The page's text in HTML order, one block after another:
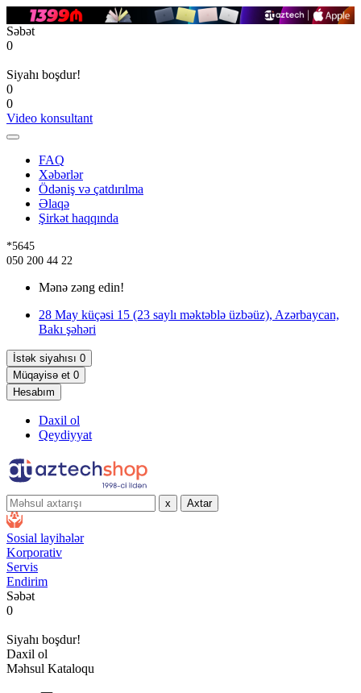
Səbət
0
Siyahı boşdur!
0
0
Video konsultant
FAQ
Xəbərlər
Ödəniş və çatdırılma
Əlaqə
Şirkət haqqında
*5645
050 200 44 22
Mənə zəng edin!
28 May küçəsi 15 (23 saylı məktəblə üzbəüz), Azərbaycan,
Bakı şəhəri
İstək siyahısı 0
Müqayisə et 0
Hesabım
Daxil ol
Qeydiyyat
x Axtar
Sosial layihələr
Korporativ
Servis
Endirim
Səbət
0
Siyahı boşdur!
Daxil ol
Məhsul Kataloqu